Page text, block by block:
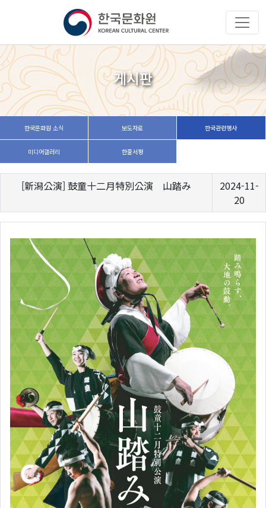
게시판
한국문화원 소식 보도자료 한국관련행사
미디어갤러리 한줄서평
[新潟公演] 鼓童十二月特別公演 山踏み
2024-11-
20